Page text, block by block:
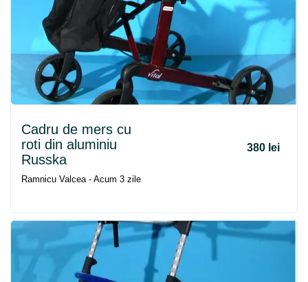
Cadru de mers cu
roti din aluminiu
Russka
380 lei
Ramnicu Valcea - Acum 3 zile